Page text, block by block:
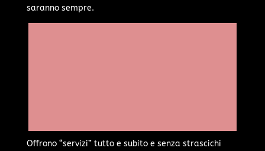
saranno sempre.
Offrono “servizi” tutto e subito e senza strascichi